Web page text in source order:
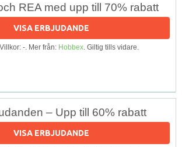
REA med upp till 70% rabatt
VISA ERBJUDANDE
Villkor: -. Mer från: Hobbex. Giltig tills vidare.
– Upp till 60% rabatt
VISA ERBJUDANDE